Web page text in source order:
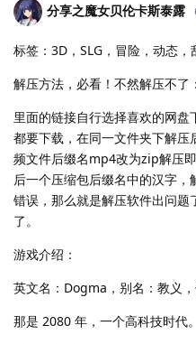
分享之魔女贝伦卡斯泰露
标签：3D，SLG，冒险，动态
解压方法，必看！不然解压不了：
里面的链接自行选择喜欢的网
都要下载，在同一文件夹下解
频文件后缀名mp4改为zip解压
后一个压缩包后缀名中的汉字
错误，那么就是解压软件出问
了。
游戏介绍：
英文名：Dogma，别名：教义
那是 2080 年，一个高科技时代。